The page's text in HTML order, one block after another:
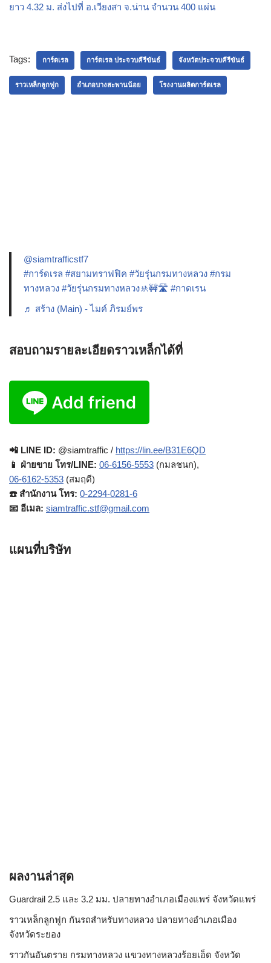
ยาว 4.32 ม. ส่งไปที่ อ.เวียงสา จ.น่าน จำนวน 400 แผ่น
Tags: การ์ดเรล การ์ดเรล ประจวบคีรีขันธ์ จังหวัดประจวบคีรีขันธ์
ราวเหล็กลูกฟูก อำเภอบางสะพานน้อย โรงงานผลิตการ์ดเรล
@siamtrafficstf7
#การ์ดเรล #สยามทราฟฟิค #วัยรุ่นกรมทางหลวง #กรม
ทางหลวง #วัยรุ่นกรมทางหลวง🚸🚧🛣️ #กาดเรน
♬ สร้าง (Main) - ไมค์ ภิรมย์พร
สอบถามรายละเอียดราวเหล็กได้ที่
📲 LINE ID: @siamtraffic / https://lin.ee/B31E6QD
📱 ฝ่ายขาย โทร/LINE: 06-6156-5553 (กมลชนก),
06-6162-5353 (สมฤดี)
☎️ สำนักงาน โทร: 0-2294-0281-6
📧 อีเมล: siamtraffic.stf@gmail.com
แผนที่บริษัท
ผลงานล่าสุด
Guardrail 2.5 และ 3.2 มม. ปลายทางอำเภอเมืองแพร่ จังหวัดแพร่
ราวเหล็กลูกฟูก กันรถสําหรับทางหลวง ปลายทางอำเภอเมือง
จังหวัดระยอง
ราวกันอันตราย กรมทางหลวง แขวงทางหลวงร้อยเอ็ด จังหวัด